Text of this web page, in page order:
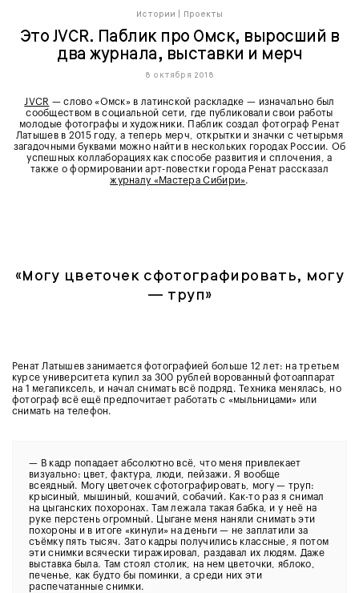
Истории Проекты
Это JVCR. Паблик про Омск, выросший в
два журнала, выставки и мерч
8 октября 2018
JVCR — слово «Омск» в латинской раскладке — изначально был
сообществом в социальной сети, где публиковали свои работы
молодые фотографы и художники. Паблик создал фотограф Ренат
Латышев в 2015 году, а теперь мерч, открытки и значки с четырьмя
загадочными буквами можно найти в нескольких городах России. Об
успешных коллаборациях как способе развития и сплочения, а
также о формировании арт-повестки города Ренат рассказал
журналу «Мастера Сибири».
«Могу цветочек сфотографировать, могу
— труп»
Ренат Латышев занимается фотографией больше 12 лет: на третьем
курсе университета купил за 300 рублей ворованный фотоаппарат
на 1 мегапиксель, и начал снимать всё подряд. Техника менялась, но
фотограф всё ещё предпочитает работать с «мыльницами» или
снимать на телефон.
— В кадр попадает абсолютно всё, что меня привлекает
визуально: цвет, фактура, люди, пейзажи. Я вообще
всеядный. Могу цветочек сфотографировать, могу — труп:
крысиный, мышиный, кошачий, собачий. Как-то раз я снимал
на цыганских похоронах. Там лежала такая бабка, и у неё на
руке перстень огромный. Цыгане меня наняли снимать эти
похороны и в итоге «кинули» на деньги — не заплатили за
съёмку пять тысяч. Зато кадры получились классные, я потом
эти снимки всячески тиражировал, раздавал их людям. Даже
выставка была. Там стоял столик, на нем цветочки, яблоко,
печенье, как будто бы поминки, а среди них эти
распечатанные снимки.